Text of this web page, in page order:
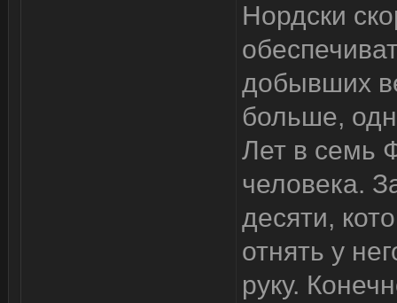
Нордски
добывших
больше,
Лет в семь
человека.
десяти,
отнять у
руку.